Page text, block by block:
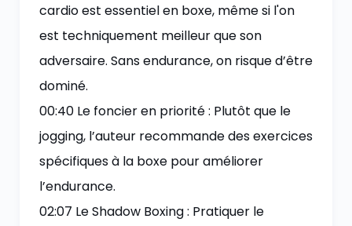
cardio est essentiel en boxe, même si l'on
est techniquement meilleur que son
adversaire. Sans endurance, on risque d’être
dominé.
00:40 Le foncier en priorité : Plutôt que le
jogging, l’auteur recommande des exercices
spécifiques à la boxe pour améliorer
l’endurance.
02:07 Le Shadow Boxing : Pratiquer le